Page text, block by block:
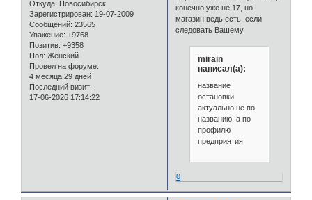
Откуда: Новосибирск
Зарегистрирован: 19-07-2009
Сообщений: 23565
Уважение: +9768
Позитив: +9358
Пол: Женский
Провел на форуме:
4 месяца 29 дней
Последний визит:
17-06-2026 17:14:22
конечно уже не 17, но
магазин ведь есть, если
следовать Вашему
mirain
написал(а):
название
остановки
актуально не по
названию, а по
профилю
предприятия
0